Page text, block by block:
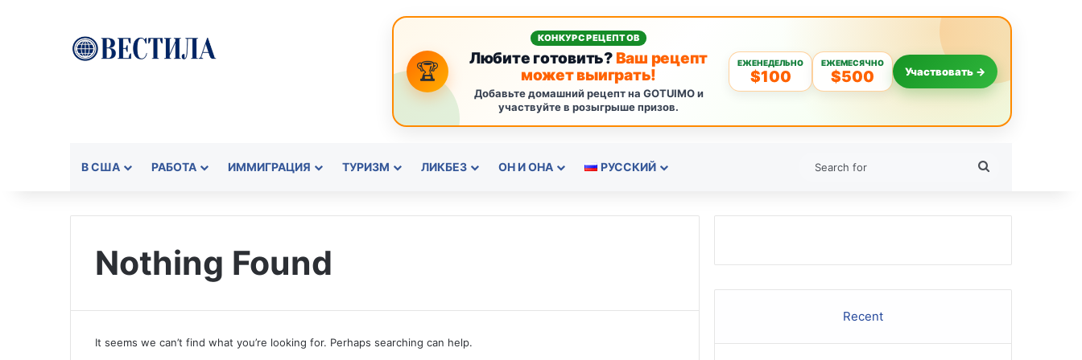
🏆
КОНКУРС РЕЦЕПТОВ
Любите готовить?Ваш рецепт
может выиграть!
Добавьте домашний рецепт на GOTUIMO и
участвуйте в розыгрыше призов.
ЕЖЕНЕДЕЛЬНО
$100
ЕЖЕМЕСЯЧНО
$500 Участвовать →
В США РАБОТА ИММИГРАЦИЯ ТУРИЗМ ЛИКБЕЗ ОН И ОНА РУССКИЙ
Nothing Found
It seems we can’t find what you’re looking for. Perhaps searching can help.
Recent